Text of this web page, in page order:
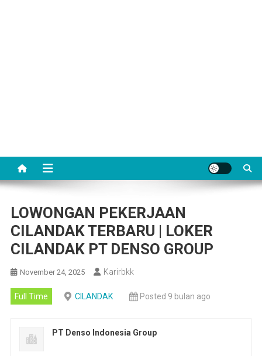
LOWONGAN PEKERJAAN
CILANDAK TERBARU | LOKER
CILANDAK PT DENSO GROUP
November 24, 2025 Karirbkk
Full Time CILANDAK Posted 9 bulan ago
PT Denso Indonesia Group